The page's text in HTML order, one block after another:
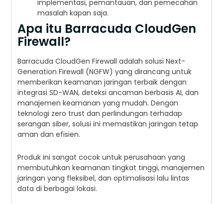
implementasi, pemantauan, dan pemecahan
masalah kapan saja.
Apa itu Barracuda CloudGen
Firewall?
Barracuda CloudGen Firewall adalah solusi Next-
Generation Firewall (NGFW) yang dirancang untuk
memberikan keamanan jaringan terbaik dengan
integrasi SD-WAN, deteksi ancaman berbasis AI, dan
manajemen keamanan yang mudah. Dengan
teknologi zero trust dan perlindungan terhadap
serangan siber, solusi ini memastikan jaringan tetap
aman dan efisien.
Produk ini sangat cocok untuk perusahaan yang
membutuhkan keamanan tingkat tinggi, manajemen
jaringan yang fleksibel, dan optimalisasi lalu lintas
data di berbagai lokasi.